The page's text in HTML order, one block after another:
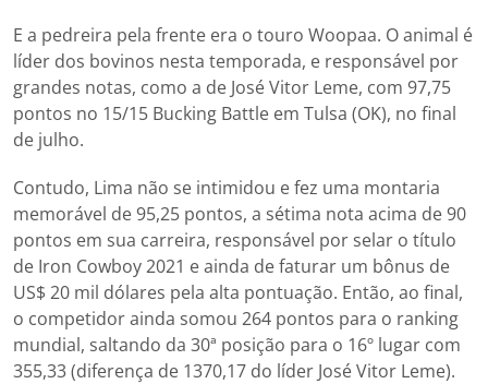
E a pedreira pela frente era o touro Woopaa. O animal é
líder dos bovinos nesta temporada, e responsável por
grandes notas, como a de José Vitor Leme, com 97,75
pontos no 15/15 Bucking Battle em Tulsa (OK), no final
de julho.
Contudo, Lima não se intimidou e fez uma montaria
memorável de 95,25 pontos, a sétima nota acima de 90
pontos em sua carreira, responsável por selar o título
de Iron Cowboy 2021 e ainda de faturar um bônus de
US$ 20 mil dólares pela alta pontuação. Então, ao final,
o competidor ainda somou 264 pontos para o ranking
mundial, saltando da 30ª posição para o 16º lugar com
355,33 (diferença de 1370,17 do líder José Vitor Leme).